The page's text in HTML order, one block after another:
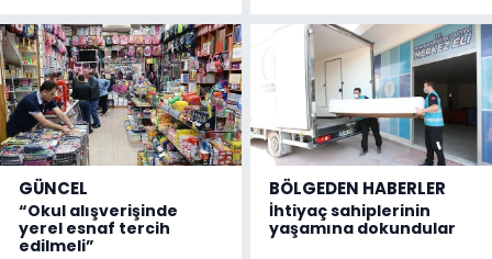
GÜNCEL
“Okul alışverişinde
yerel esnaf tercih
edilmeli”
BÖLGEDEN HABERLER
İhtiyaç sahiplerinin
yaşamına dokundular